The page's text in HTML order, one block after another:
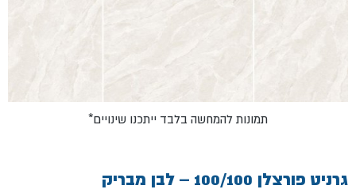
גרניט פורצלן 100/100 – לבן מבריק
*תמונות להמחשה בלבד ייתכנו שינויים